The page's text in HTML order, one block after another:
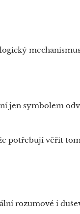
jen symbolem
potřebují věřit
rozumové i